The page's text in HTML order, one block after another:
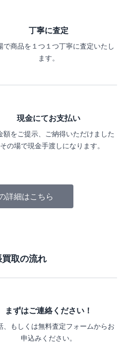
丁寧に査定
で商品を１つ１つ丁寧に査定いたし
ます。
現金にてお支払い
額をご提示、ご納得いただけました
の場で現金手渡しになります。
詳細はこちら
買取の流れ
まずはご連絡ください！
、もしくは無料査定フォームからお
申込みください。